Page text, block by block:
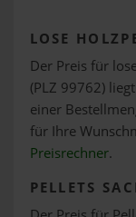
LOSE
Der Preis für
(PLZ 99762)
einer
für Ihre
Preisrechner.
PELLETS